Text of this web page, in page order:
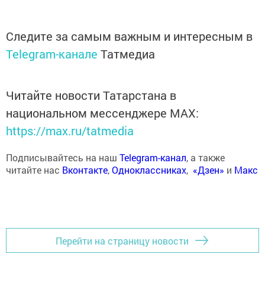
Следите за самым важным и интересным в
Telegram-канале Татмедиа
Читайте новости Татарстана в
национальном мессенджере MАХ:
https://max.ru/tatmedia
Подписывайтесь на наш Telegram-канал, а также
читайте нас Вконтакте,Одноклассниках, «Дзен» и Макс
Перейти на страницу новости